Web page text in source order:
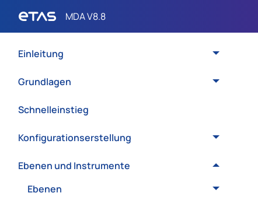
Einleitung
Grundlagen
Schnelleinstieg
Konfigurationserstellung
Ebenen und Instrumente
Ebenen